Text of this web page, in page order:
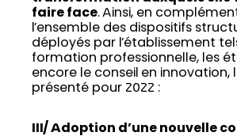
faire face. Ainsi, en
l’ensemble des dispositifs
déployés par l’établissement
formation professionnelle, les
encore le conseil en innovation,
présenté pour 2022 :
III/ Adoption d’une nouvelle